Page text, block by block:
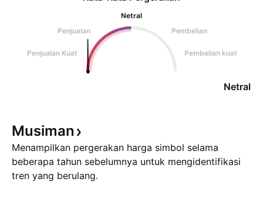
Netral
Penjualan
Pembelian
Penjualan Kuat Pembelian kuat
Netral
Musiman
Menampilkan pergerakan harga simbol selama
beberapa tahun sebelumnya untuk mengidentifikasi
tren yang berulang.